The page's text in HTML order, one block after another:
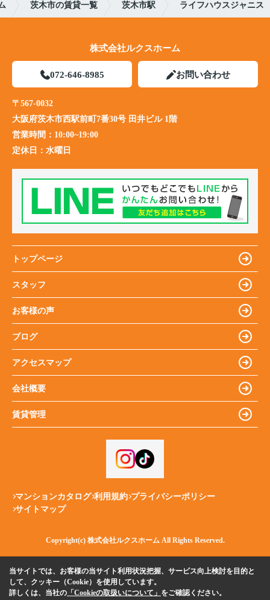
茨木市の賃貸一覧 茨木市駅 ライフハウスジャニス
株式会社ルクスホーム
072-646-8985 お問い合わせ
〒567-0032
大阪府茨木市西駅前町7番30号 田井ビル 1階
営業時間： 10:00~19:00
定休日： 水曜日
トップページ
スタッフ
お客様の声
ブログ
アクセスマップ
会社概要
賃貸管理
マンションカタログ 利用規約 プライバシーポリシー
サイトマップ
Copyright(c) 株式会社ルクスホーム All Rights Reserved.
当サイトでは、お客様の当サイト利用状況把握、サービス向上検討を目的と
して、クッキー（Cookie）を使用しています。
詳しくは、当社の 「Cookieの取扱いについて」 をご確認ください。